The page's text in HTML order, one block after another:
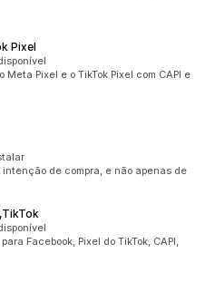
Pixel
Meta Pixel e o TikTok Pixel com CAPI e
de compra, e não apenas de
Facebook, Pixel do TikTok, CAPI,